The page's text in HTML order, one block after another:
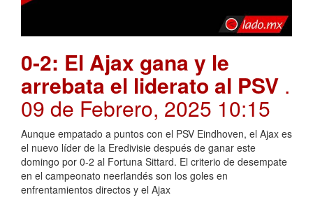
0-2: El Ajax gana y le
arrebata el liderato al PSV .
09 de Febrero, 2025 10:15
Aunque empatado a puntos con el PSV Eindhoven, el Ajax es
el nuevo líder de la Eredivisie después de ganar este
domingo por 0-2 al Fortuna Sittard. El criterio de desempate
en el campeonato neerlandés son los goles en
enfrentamientos directos y el Ajax